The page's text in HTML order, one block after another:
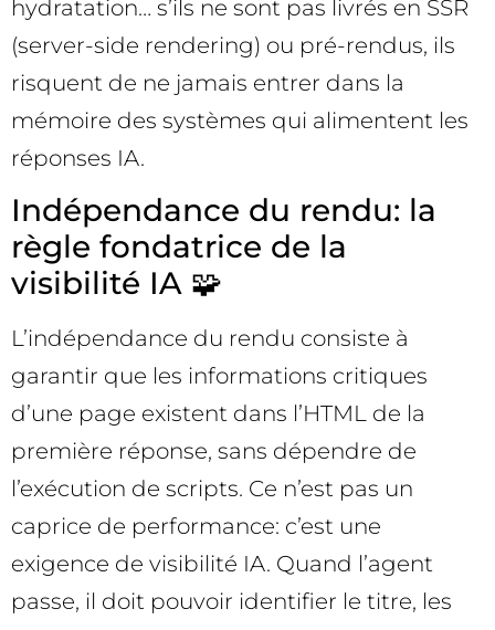
hydratation… s’ils ne sont pas livrés en SSR
(server-side rendering) ou pré-rendus, ils
risquent de ne jamais entrer dans la
mémoire des systèmes qui alimentent les
réponses IA.
Indépendance du rendu: la
règle fondatrice de la
visibilité IA 🧩
L’indépendance du rendu consiste à
garantir que les informations critiques
d’une page existent dans l’HTML de la
première réponse, sans dépendre de
l’exécution de scripts. Ce n’est pas un
caprice de performance: c’est une
exigence de visibilité IA. Quand l’agent
passe, il doit pouvoir identifier le titre, les